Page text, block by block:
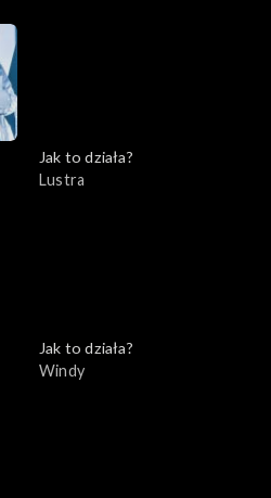
Jak to działa?
Lustra
Jak to działa?
Windy